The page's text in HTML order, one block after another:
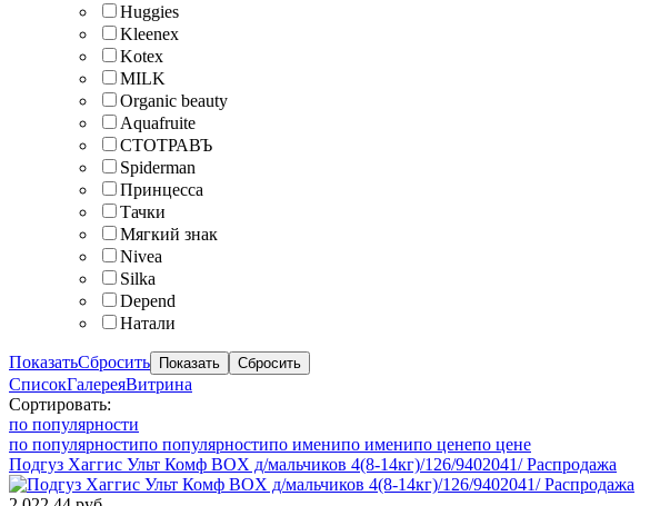
Huggies
Kleenex
Kotex
MILK
Organic beauty
Aquafruite
СТОТРАВЪ
Spiderman
Принцесса
Тачки
Мягкий знак
Nivea
Silka
Depend
Натали
ПоказатьСбросить
СписокГалереяВитрина
Сортировать:
по популярности
по популярностипо популярностипо именипо именипо ценепо цене
Подгуз Хаггис Ульт Комф BOX д/мальчиков 4(8-14кг)/126/9402041/ Распродажа